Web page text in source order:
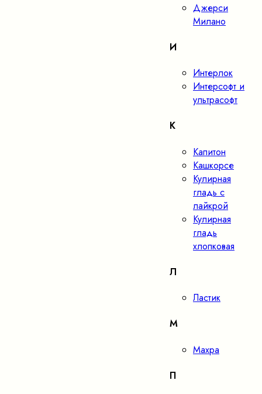
Джерси
Милано
И
Интерлок
Интерсофт и
ультрасофт
К
Капитон
Кашкорсе
Кулирная
гладь с
лайкрой
Кулирная
гладь
хлопковая
Л
Ластик
М
Махра
П